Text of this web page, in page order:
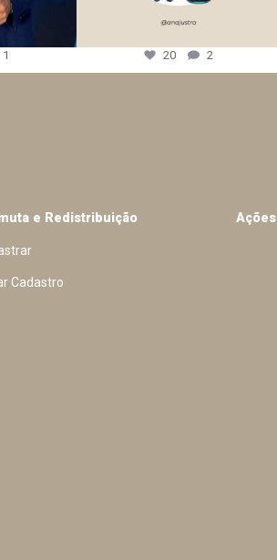
1 20 2
e Redistribuição
Cadastro
Ações